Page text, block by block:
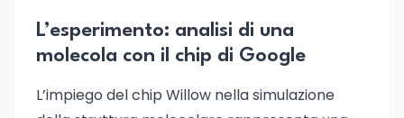
L’esperimento: analisi di una
molecola con il chip di Google
L’impiego del chip Willow nella simulazione